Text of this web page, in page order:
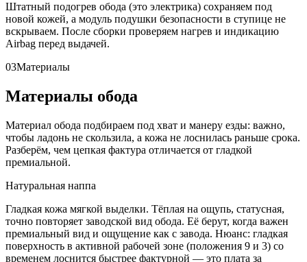
Штатный подогрев обода (это электрика) сохраняем под
новой кожей, а модуль подушки безопасности в ступице не
вскрываем. После сборки проверяем нагрев и индикацию
Airbag перед выдачей.
03Материалы
Материалы обода
Материал обода подбираем под хват и манеру езды: важно,
чтобы ладонь не скользила, а кожа не лоснилась раньше срока.
Разберём, чем цепкая фактура отличается от гладкой
премиальной.
Натуральная наппа
Гладкая кожа мягкой выделки. Тёплая на ощупь, статусная,
точно повторяет заводской вид обода. Её берут, когда важен
премиальный вид и ощущение как с завода. Нюанс: гладкая
поверхность в активной рабочей зоне (положения 9 и 3) со
временем лоснится быстрее фактурной — это плата за